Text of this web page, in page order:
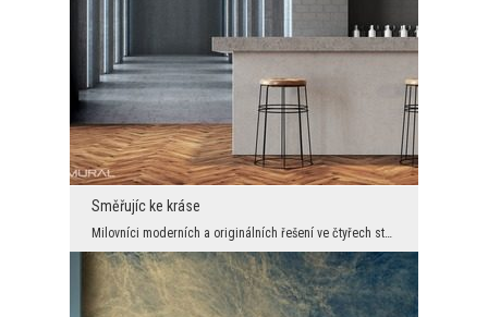
Směřujíc ke kráse
Milovníci moderních a originálních řešení ve čtyřech stěnách si vždy vyberou takové možnosti, kte...